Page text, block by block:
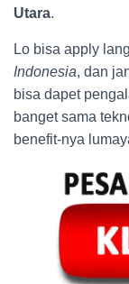
Utara.
Lo bisa apply
Indonesia, dan
bisa dapet
banget sama
benefit-nya